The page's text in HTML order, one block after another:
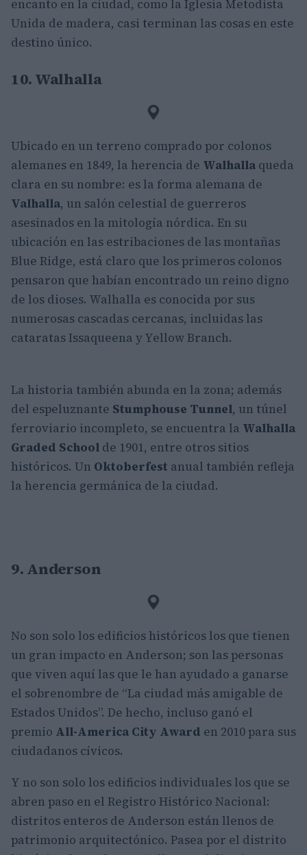
encanto en la ciudad, como la Iglesia Metodista
Unida de madera, casi terminan las cosas en este
destino único.
10. Walhalla
Ubicado en un terreno comprado por colonos
alemanes en 1849, la herencia de Walhalla queda
clara en su nombre: es la forma alemana de
Valhalla, un salón celestial de guerreros
asesinados en la mitología nórdica. En su
ubicación en las estribaciones de las montañas
Blue Ridge, está claro que los primeros colonos
pensaron que habían encontrado un reino digno
de los dioses. Walhalla es conocida por sus
numerosas cascadas cercanas, incluidas las
cataratas Issaqueena y Yellow Branch.
La historia también abunda en la zona; además
del espeluznante Stumphouse Tunnel, un túnel
ferroviario incompleto, se encuentra la Walhalla
Graded School de 1901, entre otros sitios
históricos. Un Oktoberfest anual también refleja
la herencia germánica de la ciudad.
9. Anderson
No son solo los edificios históricos los que tienen
un gran impacto en Anderson; son las personas
que viven aquí las que le han ayudado a ganarse
el sobrenombre de “La ciudad más amigable de
Estados Unidos”. De hecho, incluso ganó el
premio All-America City Award en 2010 para sus
ciudadanos cívicos.
Y no son solo los edificios individuales los que se
abren paso en el Registro Histórico Nacional:
distritos enteros de Anderson están llenos de
patrimonio arquitectónico. Pasea por el distrito